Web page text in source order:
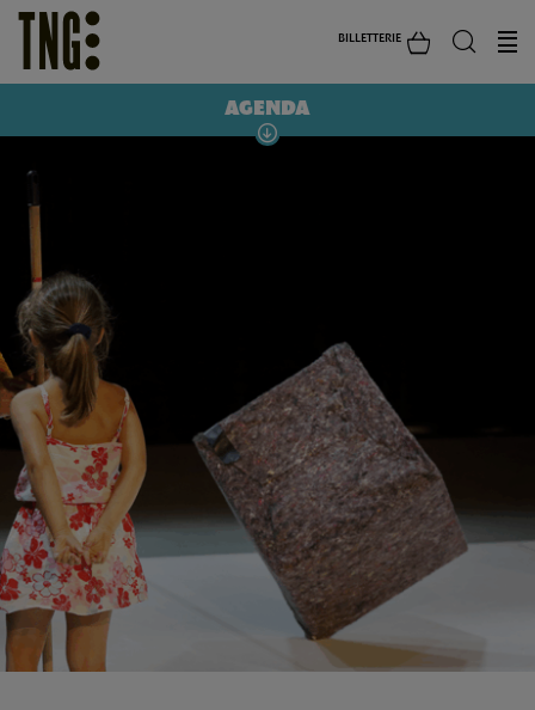
BILLETTERIE
AGENDA